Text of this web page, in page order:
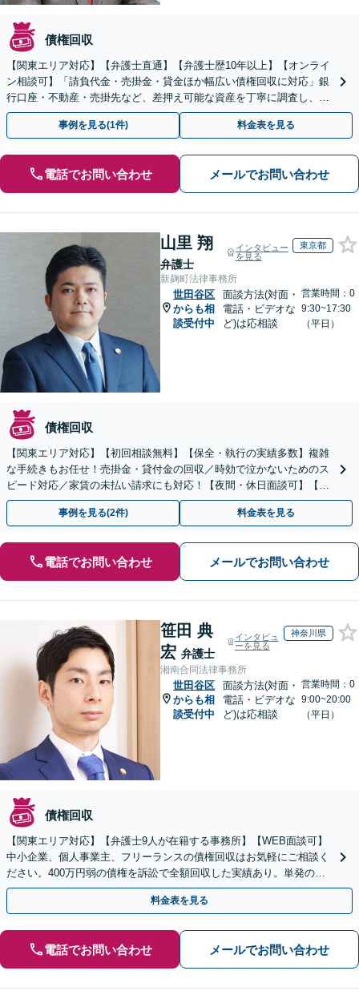
債権回収
【関東エリア対応】【弁護士直通】【弁護士歴10年以上】【オンライ
ン相談可】「請負代金・売掛金・貸金ほか幅広い債権回収に対応」銀
行口座・不動産・売掛先など、差押え可能な資産を丁寧に調査し、効
果的な手続きを選択します【休日・夜間相談可】
事例を見る(1件) 料金表を見る
電話でお問い合わせ メールでお問い合わせ
山里 翔
弁護士
インタビュー
を見る
東京都
新麹町法律事務所
世田谷区
からも相
談受付中
面談方法(対面・
電話・ビデオな
ど)は応相談
営業時間：0
9:30~17:30
（平日）
債権回収
【関東エリア対応】【初回相談無料】【保全・執行の実績多数】複雑
な手続きもお任せ！売掛金・貸付金の回収／時効で泣かないためのス
ピード対応／家賃の未払い請求にも対応！【夜間・休日面談可】【完
全個室】
事例を見る(2件) 料金表を見る
電話でお問い合わせ メールでお問い合わせ
笹田 典
宏 弁護士
インタビュ
ーを見る
神奈川県
湘南合同法律事務所
世田谷区
からも相
談受付中
面談方法(対面・
電話・ビデオな
ど)は応相談
営業時間：0
9:00~20:00
（平日）
債権回収
【関東エリア対応】【弁護士9人が在籍する事務所】【WEB面談可】
中小企業、個人事業主、フリーランスの債権回収はお気軽にご相談く
ださい。400万円弱の債権を訴訟で全額回収した実績あり。単発のご
依頼から、顧問契約まで対応しております
料金表を見る
電話でお問い合わせ メールでお問い合わせ